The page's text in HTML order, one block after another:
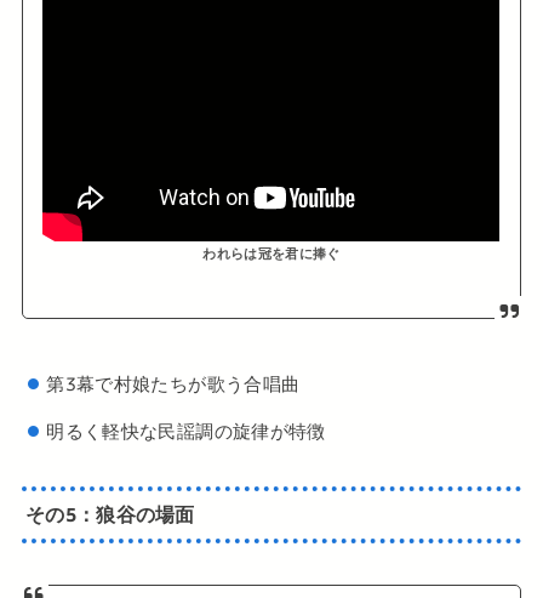
われらは冠を君に捧ぐ
第3幕で村娘たちが歌う合唱曲
明るく軽快な民謡調の旋律が特徴
その5：狼谷の場面